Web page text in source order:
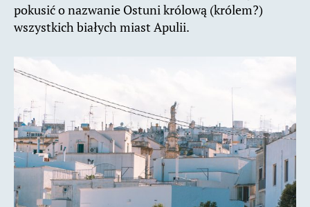
pokusić o nazwanie Ostuni królową (królem?)
wszystkich białych miast Apulii.